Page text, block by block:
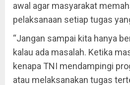
awal agar masyarakat
pelaksanaan setiap tugas
“Jangan sampai kita hanya
kalau ada masalah. Ketika
kenapa TNI mendampingi
atau melaksanakan tugas